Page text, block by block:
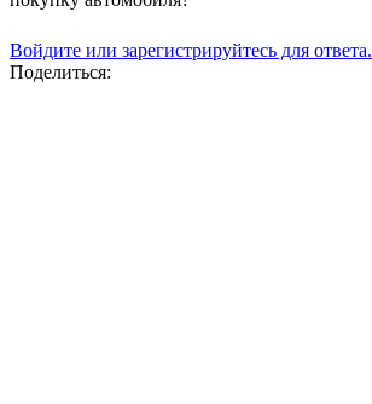
Войдите или зарегистрируйтесь для ответа.
Поделиться: